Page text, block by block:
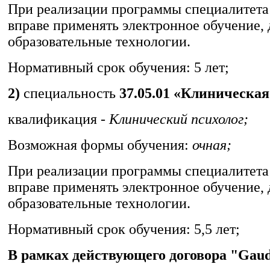
При реализации программы
вправе применять электронное
образовательные технологии.
Нормативный срок обучения: 5 лет;
2) специальность 37.05.01
квалификация - Клинический психолог;
Возможная формы обучения: очная;
При реализации программы
вправе применять электронное
образовательные технологии.
Нормативный срок обучения: 5,5 лет;
В рамках действующего договора